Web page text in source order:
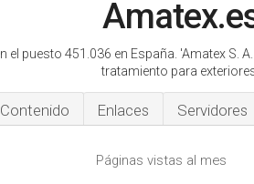
el puesto 451.036 en España. 'Amatex S.
tratamiento para
Contenido Enlaces Servidores
Páginas vistas al mes